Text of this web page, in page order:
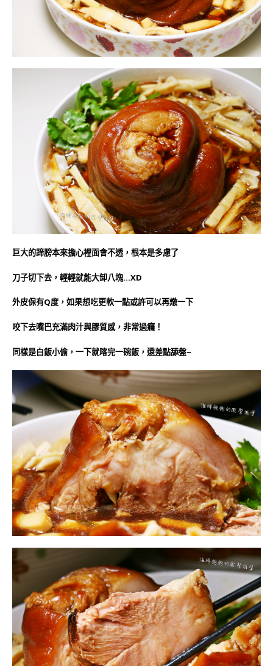
巨大的蹄膀本來擔心裡面會不透，根本是多慮了
刀子切下去，輕輕就能大卸八塊…XD
外皮保有Q度，如果想吃更軟一點或許可以再燉一下
咬下去嘴巴充滿肉汁與膠質感，非常過癮！
同樣是白飯小偷，一下就喀完一碗飯，還差點舔盤~